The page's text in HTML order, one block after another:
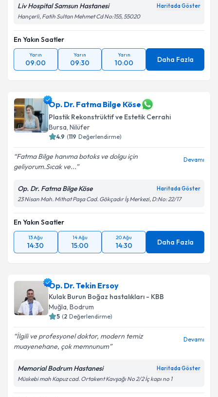
Liv Hospital Samsun Hastanesi Haritada Göster
Hançerli, Fatih Sultan Mehmet Cd No:155, 55020
En Yakın Saatler
Yarın
09:00
Yarın
09:30
Yarın
10:00 Daha Fazla
Op. Dr. Fatma Bilge Köse
Plastik Rekonstrüktif ve Estetik Cerrahi
Bursa, Nilüfer
4.9 (119 Değerlendirme)
Fatma Bilge hanıma botoks ve dolgu için
geliyorum.Sıcak ve...
Devamı
Op. Dr. Fatma Bilge Köse Haritada Göster
23 Nisan Mah. Mithat Paşa Cad. Gökçadır İş Merkezi, D:No: 22/17
En Yakın Saatler
13 Ağu
14:30
14 Ağu
15:00
20 Ağu
14:30 Daha Fazla
Op. Dr. Tekin Ersoy
Kulak Burun Boğaz hastalıkları - KBB
Muğla, Bodrum
5 (2 Değerlendirme)
İlgili ve profesyonel doktor, modern temiz
muayenehane, çok memnunum
Devamı
Memorial Bodrum Hastanesi Haritada Göster
Müskebi mah Kapuz cad. Ortakent Kavşağı No 2/2 İç kapı no 1